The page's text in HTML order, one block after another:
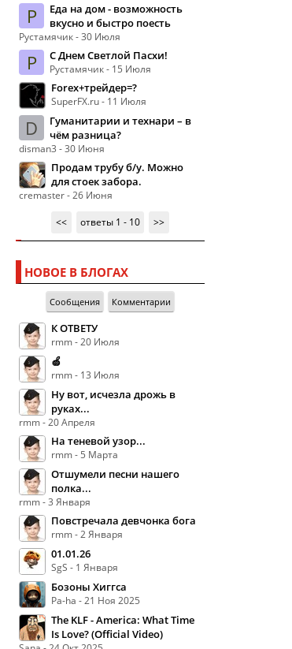
Р
Еда на дом - возможность
вкусно и быстро поесть
Рустамячик - 30 Июля
Р С Днем Светлой Пасхи!
Рустамячик - 15 Июля
Forex+трейдер=?
SuperFX.ru - 11 Июля
D
Гуманитарии и технари – в
чём разница?
disman3 - 30 Июня
Продам трубу б/у. Можно
для стоек забора.
cremaster - 26 Июня
<<
ответы 1 - 10 >>
НОВОЕ В БЛОГАХ
Сообщения Комментарии
К ОТВЕТУ
rmm - 20 Июля
🍏
rmm - 13 Июля
Ну вот, исчезла дрожь в
руках...
rmm - 20 Апреля
На теневой узор...
rmm - 5 Марта
Отшумели песни нашего
полка...
rmm - 3 Января
Повстречала девчонка бога
rmm - 2 Января
01.01.26
SgS - 1 Января
Бозоны Хиггса
Pa-ha - 21 Ноя 2025
The KLF - America: What Time
Is Love? (Official Video)